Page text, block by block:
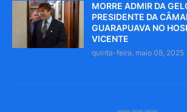
MORRE ADMIR DA
PRESIDENTE DA
GUARAPUAVA NO
VICENTE
quinta-feira, maio 08, 2025